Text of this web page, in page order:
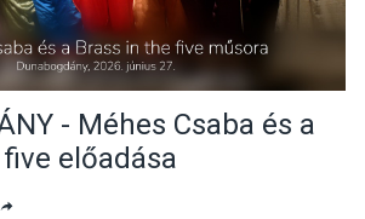
- Méhes Csaba és a
előadása